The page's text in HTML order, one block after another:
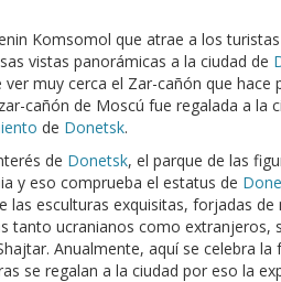
Komsomol que atrae a los
vistas panorámicas a la ciudad de
muy cerca el Zar-cañón que hace
cañón de Moscú fue regalada a la
de Donetsk.
de Donetsk, el parque de las
y eso comprueba el estatus de
esculturas exquisitas, forjadas de
tanto ucranianos como extranjeros,
Anualmente, aquí se celebra
se regalan a la ciudad por eso la